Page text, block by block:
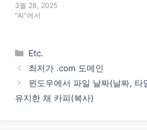
3월 28, 2025
"AI"에서
Categories
Etc.
최저가 .com 도메인
윈도우에서 파일 날짜(날짜, 타
유지한 채 카피(복사)